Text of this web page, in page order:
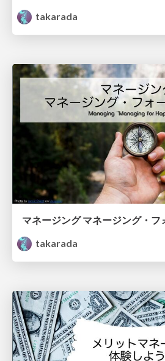
takarada
マネージング マネージング・フ
takarada